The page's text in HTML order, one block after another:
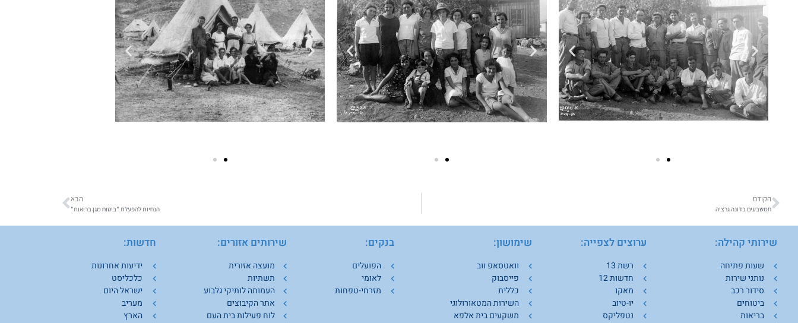
הקודם
חמשבעים בדונה גרציה
הבא
הנחיות להפעלת "ביטוח מגן בריאות"
שירותי קהילה:
שעות פתיחה
נותני שירות
סידור רכב
ביטוחים
בריאות
ערוצים לצפייה:
רשת 13
חדשות 12
מאקו
יו-טיוב
נטפליקס
שימושון:
וואטסאפ ווב
פייסבוק
כללית
השירות המטאורולוגי
משקעים בית אלפא
בנקים:
הפועלים
לאומי
מזרחי-טפחות
שירותים אזורים:
מועצה אזורית
תשתיות
העמותה לותיקי גלבוע
אתר הקיבוצים
לוח פעילות בית העם
חדשות:
ידיעות אחרונות
כלכליסט
ישראל היום
מעריב
הארץ